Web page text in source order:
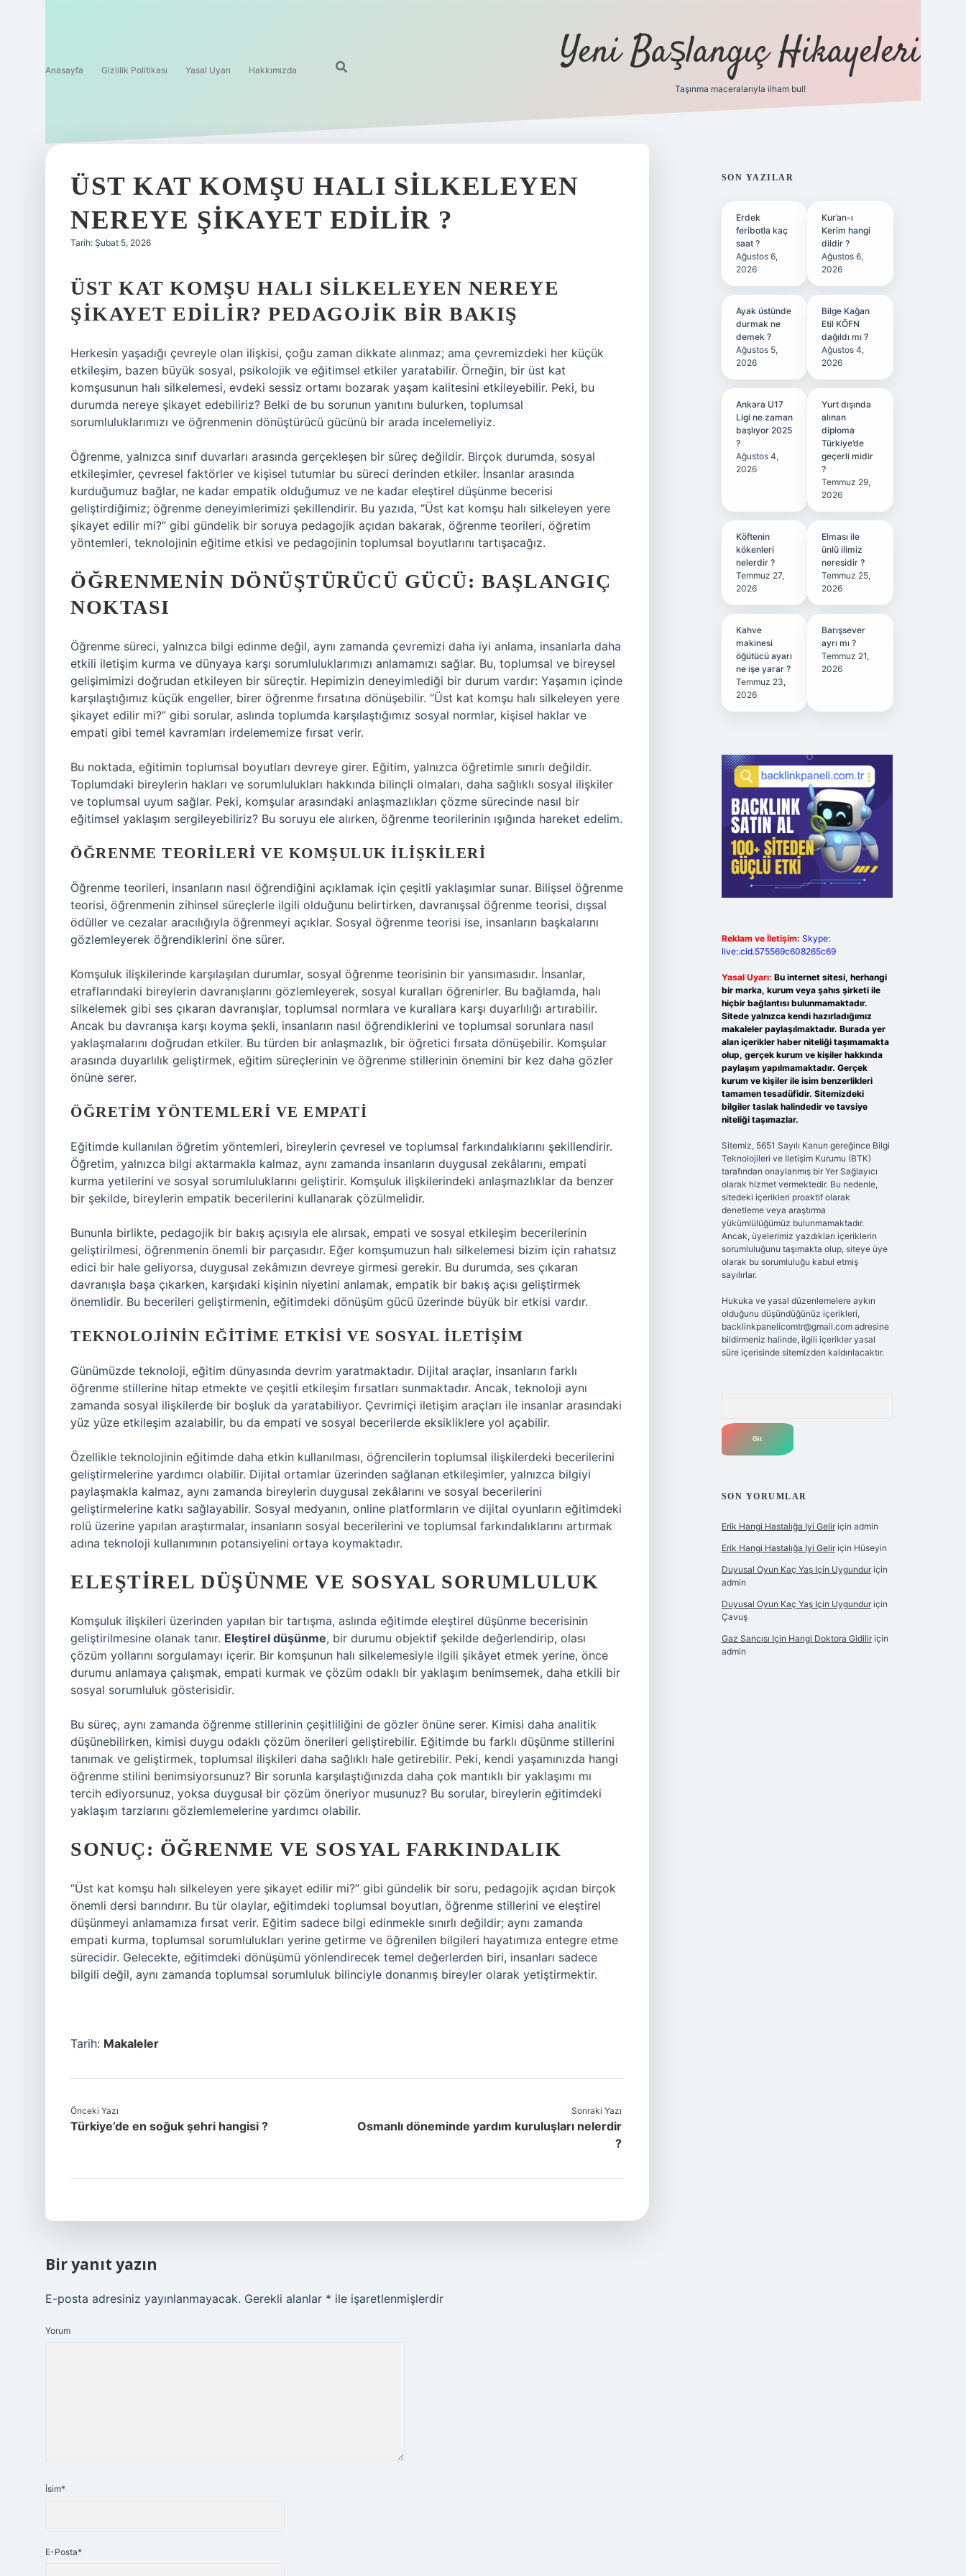
Anasayfa Gizlilik Politikası Yasal Uyarı Hakkımızda Yeni Başlangıç Hikayeleri
Taşınma maceralarıyla ilham bul!
ÜST KAT KOMŞU HALI SILKELEYEN
NEREYE ŞIKAYET EDILIR ?
Tarih: Şubat 5, 2026
ÜST KAT KOMŞU HALI SILKELEYEN NEREYE
ŞIKAYET EDILIR? PEDAGOJIK BIR BAKIŞ
Herkesin yaşadığı çevreyle olan ilişkisi, çoğu zaman dikkate alınmaz; ama çevremizdeki her küçük
etkileşim, bazen büyük sosyal, psikolojik ve eğitimsel etkiler yaratabilir. Örneğin, bir üst kat
komşusunun halı silkelemesi, evdeki sessiz ortamı bozarak yaşam kalitesini etkileyebilir. Peki, bu
durumda nereye şikayet edebiliriz? Belki de bu sorunun yanıtını bulurken, toplumsal
sorumluluklarımızı ve öğrenmenin dönüştürücü gücünü bir arada incelemeliyiz.
Öğrenme, yalnızca sınıf duvarları arasında gerçekleşen bir süreç değildir. Birçok durumda, sosyal
etkileşimler, çevresel faktörler ve kişisel tutumlar bu süreci derinden etkiler. İnsanlar arasında
kurduğumuz bağlar, ne kadar empatik olduğumuz ve ne kadar eleştirel düşünme becerisi
geliştirdiğimiz; öğrenme deneyimlerimizi şekillendirir. Bu yazıda, “Üst kat komşu halı silkeleyen yere
şikayet edilir mi?” gibi gündelik bir soruya pedagojik açıdan bakarak, öğrenme teorileri, öğretim
yöntemleri, teknolojinin eğitime etkisi ve pedagojinin toplumsal boyutlarını tartışacağız.
ÖĞRENMENIN DÖNÜŞTÜRÜCÜ GÜCÜ: BAŞLANGIÇ
NOKTASI
Öğrenme süreci, yalnızca bilgi edinme değil, aynı zamanda çevremizi daha iyi anlama, insanlarla daha
etkili iletişim kurma ve dünyaya karşı sorumluluklarımızı anlamamızı sağlar. Bu, toplumsal ve bireysel
gelişimimizi doğrudan etkileyen bir süreçtir. Hepimizin deneyimlediği bir durum vardır: Yaşamın içinde
karşılaştığımız küçük engeller, birer öğrenme fırsatına dönüşebilir. “Üst kat komşu halı silkeleyen yere
şikayet edilir mi?” gibi sorular, aslında toplumda karşılaştığımız sosyal normlar, kişisel haklar ve
empati gibi temel kavramları irdelememize fırsat verir.
Bu noktada, eğitimin toplumsal boyutları devreye girer. Eğitim, yalnızca öğretimle sınırlı değildir.
Toplumdaki bireylerin hakları ve sorumlulukları hakkında bilinçli olmaları, daha sağlıklı sosyal ilişkiler
ve toplumsal uyum sağlar. Peki, komşular arasındaki anlaşmazlıkları çözme sürecinde nasıl bir
eğitimsel yaklaşım sergileyebiliriz? Bu soruyu ele alırken, öğrenme teorilerinin ışığında hareket edelim.
ÖĞRENME TEORILERI VE KOMŞULUK İLIŞKILERI
Öğrenme teorileri, insanların nasıl öğrendiğini açıklamak için çeşitli yaklaşımlar sunar. Bilişsel öğrenme
teorisi, öğrenmenin zihinsel süreçlerle ilgili olduğunu belirtirken, davranışsal öğrenme teorisi, dışsal
ödüller ve cezalar aracılığıyla öğrenmeyi açıklar. Sosyal öğrenme teorisi ise, insanların başkalarını
gözlemleyerek öğrendiklerini öne sürer.
Komşuluk ilişkilerinde karşılaşılan durumlar, sosyal öğrenme teorisinin bir yansımasıdır. İnsanlar,
etraflarındaki bireylerin davranışlarını gözlemleyerek, sosyal kuralları öğrenirler. Bu bağlamda, halı
silkelemek gibi ses çıkaran davranışlar, toplumsal normlara ve kurallara karşı duyarlılığı artırabilir.
Ancak bu davranışa karşı koyma şekli, insanların nasıl öğrendiklerini ve toplumsal sorunlara nasıl
yaklaşmalarını doğrudan etkiler. Bu türden bir anlaşmazlık, bir öğretici fırsata dönüşebilir. Komşular
arasında duyarlılık geliştirmek, eğitim süreçlerinin ve öğrenme stillerinin önemini bir kez daha gözler
önüne serer.
ÖĞRETIM YÖNTEMLERI VE EMPATI
Eğitimde kullanılan öğretim yöntemleri, bireylerin çevresel ve toplumsal farkındalıklarını şekillendirir.
Öğretim, yalnızca bilgi aktarmakla kalmaz, aynı zamanda insanların duygusal zekâlarını, empati
kurma yetilerini ve sosyal sorumluluklarını geliştirir. Komşuluk ilişkilerindeki anlaşmazlıklar da benzer
bir şekilde, bireylerin empatik becerilerini kullanarak çözülmelidir.
Bununla birlikte, pedagojik bir bakış açısıyla ele alırsak, empati ve sosyal etkileşim becerilerinin
geliştirilmesi, öğrenmenin önemli bir parçasıdır. Eğer komşumuzun halı silkelemesi bizim için rahatsız
edici bir hale geliyorsa, duygusal zekâmızın devreye girmesi gerekir. Bu durumda, ses çıkaran
davranışla başa çıkarken, karşıdaki kişinin niyetini anlamak, empatik bir bakış açısı geliştirmek
önemlidir. Bu becerileri geliştirmenin, eğitimdeki dönüşüm gücü üzerinde büyük bir etkisi vardır.
TEKNOLOJININ EĞITIME ETKISI VE SOSYAL İLETIŞIM
Günümüzde teknoloji, eğitim dünyasında devrim yaratmaktadır. Dijital araçlar, insanların farklı
öğrenme stillerine hitap etmekte ve çeşitli etkileşim fırsatları sunmaktadır. Ancak, teknoloji aynı
zamanda sosyal ilişkilerde bir boşluk da yaratabiliyor. Çevrimiçi iletişim araçları ile insanlar arasındaki
yüz yüze etkileşim azalabilir, bu da empati ve sosyal becerilerde eksikliklere yol açabilir.
Özellikle teknolojinin eğitimde daha etkin kullanılması, öğrencilerin toplumsal ilişkilerdeki becerilerini
geliştirmelerine yardımcı olabilir. Dijital ortamlar üzerinden sağlanan etkileşimler, yalnızca bilgiyi
paylaşmakla kalmaz, aynı zamanda bireylerin duygusal zekâlarını ve sosyal becerilerini
geliştirmelerine katkı sağlayabilir. Sosyal medyanın, online platformların ve dijital oyunların eğitimdeki
rolü üzerine yapılan araştırmalar, insanların sosyal becerilerini ve toplumsal farkındalıklarını artırmak
adına teknoloji kullanımının potansiyelini ortaya koymaktadır.
ELEŞTIREL DÜŞÜNME VE SOSYAL SORUMLULUK
Komşuluk ilişkileri üzerinden yapılan bir tartışma, aslında eğitimde eleştirel düşünme becerisinin
geliştirilmesine olanak tanır. Eleştirel düşünme, bir durumu objektif şekilde değerlendirip, olası
çözüm yollarını sorgulamayı içerir. Bir komşunun halı silkelemesiyle ilgili şikâyet etmek yerine, önce
durumu anlamaya çalışmak, empati kurmak ve çözüm odaklı bir yaklaşım benimsemek, daha etkili bir
sosyal sorumluluk gösterisidir.
Bu süreç, aynı zamanda öğrenme stillerinin çeşitliliğini de gözler önüne serer. Kimisi daha analitik
düşünebilirken, kimisi duygu odaklı çözüm önerileri geliştirebilir. Eğitimde bu farklı düşünme stillerini
tanımak ve geliştirmek, toplumsal ilişkileri daha sağlıklı hale getirebilir. Peki, kendi yaşamınızda hangi
öğrenme stilini benimsiyorsunuz? Bir sorunla karşılaştığınızda daha çok mantıklı bir yaklaşımı mı
tercih ediyorsunuz, yoksa duygusal bir çözüm öneriyor musunuz? Bu sorular, bireylerin eğitimdeki
yaklaşım tarzlarını gözlemlemelerine yardımcı olabilir.
SONUÇ: ÖĞRENME VE SOSYAL FARKINDALIK
“Üst kat komşu halı silkeleyen yere şikayet edilir mi?” gibi gündelik bir soru, pedagojik açıdan birçok
önemli dersi barındırır. Bu tür olaylar, eğitimdeki toplumsal boyutları, öğrenme stillerini ve eleştirel
düşünmeyi anlamamıza fırsat verir. Eğitim sadece bilgi edinmekle sınırlı değildir; aynı zamanda
empati kurma, toplumsal sorumlulukları yerine getirme ve öğrenilen bilgileri hayatımıza entegre etme
sürecidir. Gelecekte, eğitimdeki dönüşümü yönlendirecek temel değerlerden biri, insanları sadece
bilgili değil, aynı zamanda toplumsal sorumluluk bilinciyle donanmış bireyler olarak yetiştirmektir.
Tarih: Makaleler
Önceki Yazı
Türkiye’de en soğuk şehri hangisi ?
Sonraki Yazı
Osmanlı döneminde yardım kuruluşları nelerdir
?
Bir yanıt yazın
E-posta adresiniz yayınlanmayacak. Gerekli alanlar * ile işaretlenmişlerdir
Yorum
İsim*
E-Posta*
SIDEBAR
SON YAZILAR
Erdek
feribotla kaç
saat ?
Ağustos 6,
2026
Kur’an-ı
Kerim hangi
dildir ?
Ağustos 6,
2026
Ayak üstünde
durmak ne
demek ?
Ağustos 5,
2026
Bilge Kağan
Etil KÖFN
dağıldı mı ?
Ağustos 4,
2026
Ankara U17
Ligi ne zaman
başlıyor 2025
?
Ağustos 4,
2026
Yurt dışında
alınan
diploma
Türkiye’de
geçerli midir
?
Temmuz 29,
2026
Köftenin
kökenleri
nelerdir ?
Temmuz 27,
2026
Elması ile
ünlü ilimiz
neresidir ?
Temmuz 25,
2026
Kahve
makinesi
öğütücü ayarı
ne işe yarar ?
Temmuz 23,
2026
Barışsever
ayrı mı ?
Temmuz 21,
2026
Reklam ve İletişim: Skype:
live:.cid.575569c608265c69
Yasal Uyarı: Bu internet sitesi, herhangi
bir marka, kurum veya şahıs şirketi ile
hiçbir bağlantısı bulunmamaktadır.
Sitede yalnızca kendi hazırladığımız
makaleler paylaşılmaktadır. Burada yer
alan içerikler haber niteliği taşımamakta
olup, gerçek kurum ve kişiler hakkında
paylaşım yapılmamaktadır. Gerçek
kurum ve kişiler ile isim benzerlikleri
tamamen tesadüfidir. Sitemizdeki
bilgiler taslak halindedir ve tavsiye
niteliği taşımazlar.
Sitemiz, 5651 Sayılı Kanun gereğince Bilgi
Teknolojileri ve İletişim Kurumu (BTK)
tarafından onaylanmış bir Yer Sağlayıcı
olarak hizmet vermektedir. Bu nedenle,
sitedeki içerikleri proaktif olarak
denetleme veya araştırma
yükümlülüğümüz bulunmamaktadır.
Ancak, üyelerimiz yazdıkları içeriklerin
sorumluluğunu taşımakta olup, siteye üye
olarak bu sorumluluğu kabul etmiş
sayılırlar.
Hukuka ve yasal düzenlemelere aykırı
olduğunu düşündüğünüz içerikleri,
backlinkpanelicomtr@gmail.comadresine
bildirmeniz halinde, ilgili içerikler yasal
süre içerisinde sitemizden kaldırılacaktır.
SON YORUMLAR
Erik Hangi Hastalığa Iyi Geliriçin admin
Erik Hangi Hastalığa Iyi Geliriçin Hüseyin
Duyusal Oyun Kaç Yaş Için Uygunduriçin
admin
Duyusal Oyun Kaç Yaş Için Uygunduriçin
Çavuş
Gaz Sancısı Için Hangi Doktora Gidiliriçin
admin